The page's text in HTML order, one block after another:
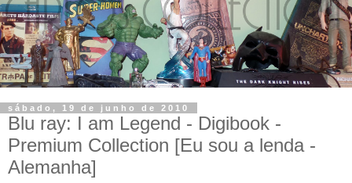
sábado, 19 de junho de 2010
Blu ray: I am Legend - Digibook -
Premium Collection [Eu sou a lenda -
Alemanha]